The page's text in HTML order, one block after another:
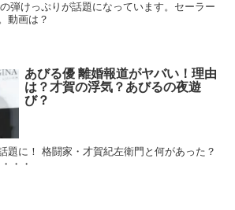
弾けっぷりが話題になっています。セーラー
動画は？
あびる優 離婚報道がヤバい！理由
は？才賀の浮気？あびるの夜遊
び？
題に！ 格闘家・才賀紀左衛門と何があった？
・・